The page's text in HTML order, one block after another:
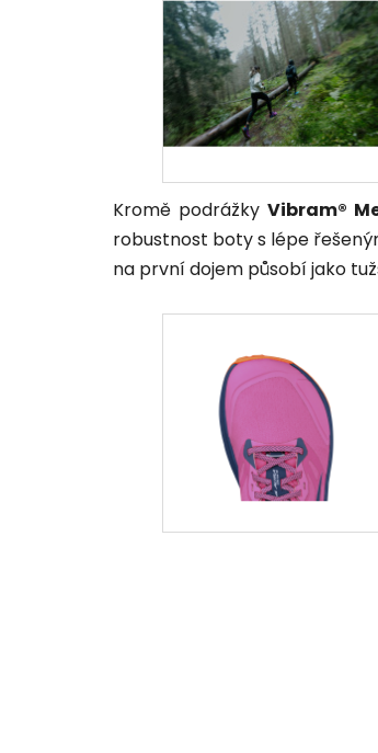
Kromě podrážky Vibram®
robustnost boty s lépe
na první dojem působí jako